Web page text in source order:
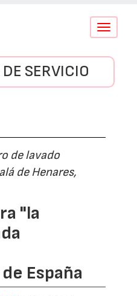
Conmutar
SERVICIO
de lavado
de Henares,
"la
España